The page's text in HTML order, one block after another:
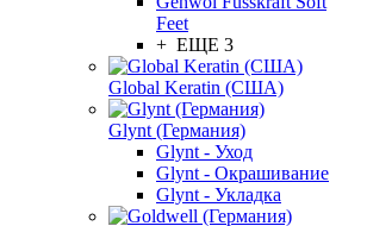
Feet
+ ЕЩЕ 3
Global Keratin (США)
Glynt (Германия)
Glynt - Уход
Glynt - Окрашивание
Glynt - Укладка